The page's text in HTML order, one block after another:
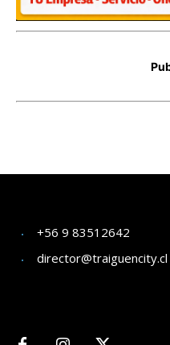
+56 9 83512642
director@traiguencity.cl